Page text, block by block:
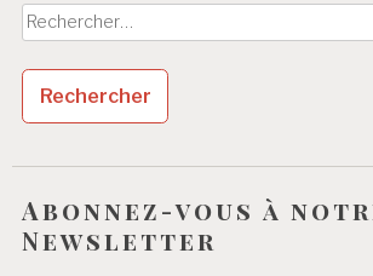
Rechercher :
Abonnez-vous à
Newsletter